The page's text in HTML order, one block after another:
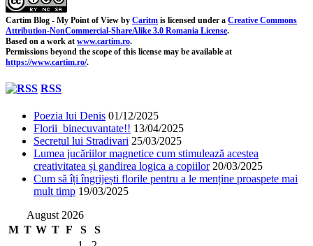
Cartim Blog - My Point of View by Caritm is licensed under a Creative Commons
Attribution-NonCommercial-ShareAlike 3.0 Romania License.
Based on a work at www.cartim.ro.
Permissions beyond the scope of this license may be available at
https://www.cartim.ro/.
RSS
Poezia lui Denis 01/12/2025
Florii binecuvantate!! 13/04/2025
Secretul lui Stradivari 25/03/2025
Lumea jucăriilor magnetice cum stimulează acestea
creativitatea și gandirea logica a copiilor 20/03/2025
Cum să îți îngrijești florile pentru a le menține proaspete mai
mult timp 19/03/2025
August 2026
M T W T F S
S